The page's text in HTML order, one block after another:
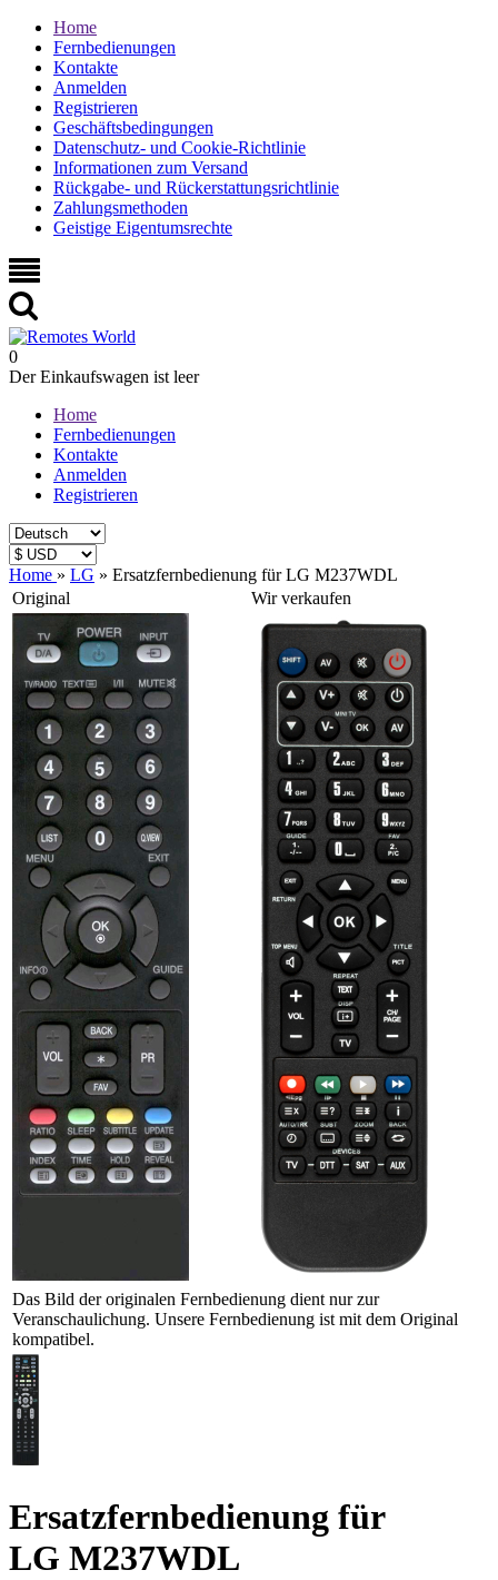
Home
Fernbedienungen
Kontakte
Anmelden
Registrieren
Geschäftsbedingungen
Datenschutz- und Cookie-Richtlinie
Informationen zum Versand
Rückgabe- und Rückerstattungsrichtlinie
Zahlungsmethoden
Geistige Eigentumsrechte
0
Der Einkaufswagen ist leer
Home
Fernbedienungen
Kontakte
Anmelden
Registrieren
Home » LG » Ersatzfernbedienung für LG M237WDL
Original
Wir verkaufen
Das Bild der originalen Fernbedienung dient nur zur
Veranschaulichung. Unsere Fernbedienung ist mit dem Original
kompatibel.
Ersatzfernbedienung für
LG M237WDL